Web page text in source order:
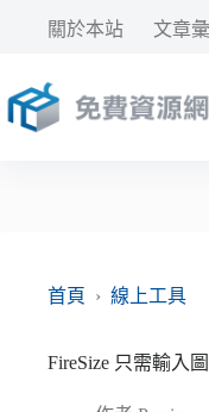
要
內
關於本站 文章
首頁 › 線上工具
FireSize 只需輸入